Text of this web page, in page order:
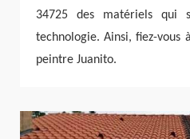
34725 des matériels
technologie. Ainsi, fiez-vous
peintre Juanito.